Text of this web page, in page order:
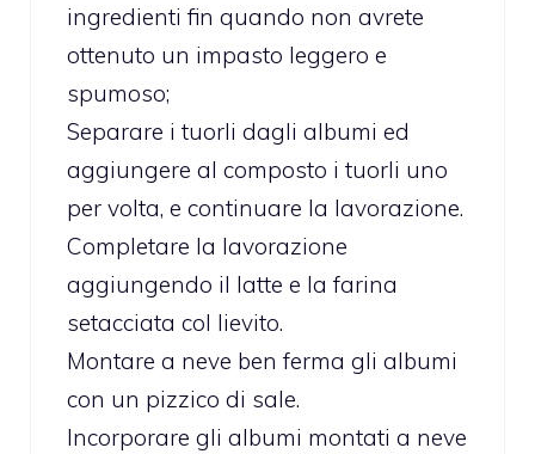
ingredienti fin quando non avrete
ottenuto un impasto leggero e
spumoso;
Separare i tuorli dagli albumi ed
aggiungere al composto i tuorli uno
per volta, e continuare la lavorazione.
Completare la lavorazione
aggiungendo il latte e la farina
setacciata col lievito.
Montare a neve ben ferma gli albumi
con un pizzico di sale.
Incorporare gli albumi montati a neve